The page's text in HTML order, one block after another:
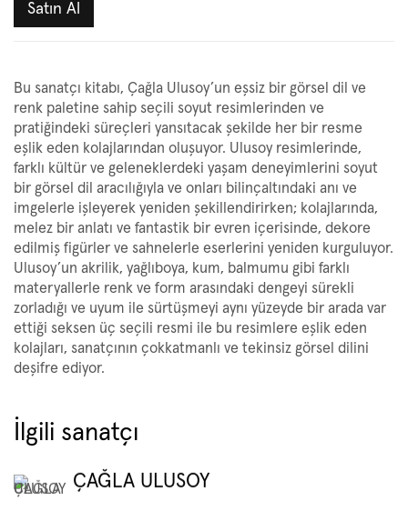
Satın Al
Bu sanatçı kitabı, Çağla Ulusoy’un eşsiz bir görsel dil ve
renk paletine sahip seçili soyut resimlerinden ve
pratiğindeki süreçleri yansıtacak şekilde her bir resme
eşlik eden kolajlarından oluşuyor. Ulusoy resimlerinde,
farklı kültür ve geleneklerdeki yaşam deneyimlerini soyut
bir görsel dil aracılığıyla ve onları bilinçaltındaki anı ve
imgelerle işleyerek yeniden şekillendirirken; kolajlarında,
melez bir anlatı ve fantastik bir evren içerisinde, dekore
edilmiş figürler ve sahnelerle eserlerini yeniden kurguluyor.
Ulusoy’un akrilik, yağlıboya, kum, balmumu gibi farklı
materyallerle renk ve form arasındaki dengeyi sürekli
zorladığı ve uyum ile sürtüşmeyi aynı yüzeyde bir arada var
ettiği seksen üç seçili resmi ile bu resimlere eşlik eden
kolajları, sanatçının çokkatmanlı ve tekinsiz görsel dilini
deşifre ediyor.
İlgili sanatçı
ÇAĞLA ULUSOY